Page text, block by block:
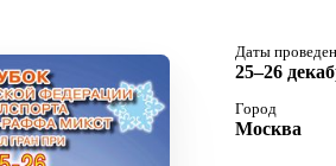
Даты
25–26
Город
Москва